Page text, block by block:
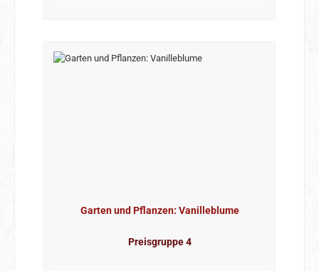
Garten und Pflanzen: Vanilleblume
Preisgruppe 4